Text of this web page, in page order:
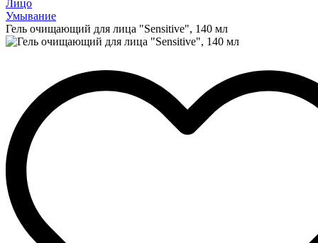
Лицо
Умывание
Гель очищающий для лица "Sensitive", 140 мл